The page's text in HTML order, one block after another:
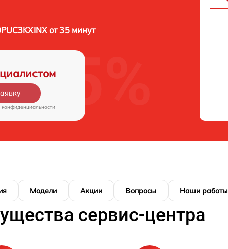
от 35 минут
конфиденциальности
Модели Акции Вопросы Наши работы
сервис-центра